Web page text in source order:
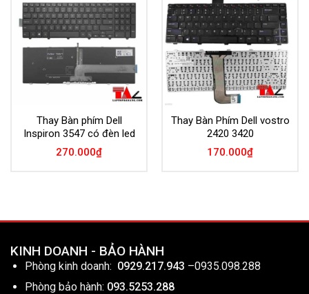
Add to
Wishlist
Thay Bàn phím Dell
Inspiron 3547 có đèn led
270.000₫
Add to
Wishlist
Thay Bàn Phím Dell vostro
2420 3420
170.000₫
KINH DOANH - BẢO HÀNH
Phòng kinh doanh: 0929.217.943 –0935.098.288
Phòng bảo hành: 093.5253.288